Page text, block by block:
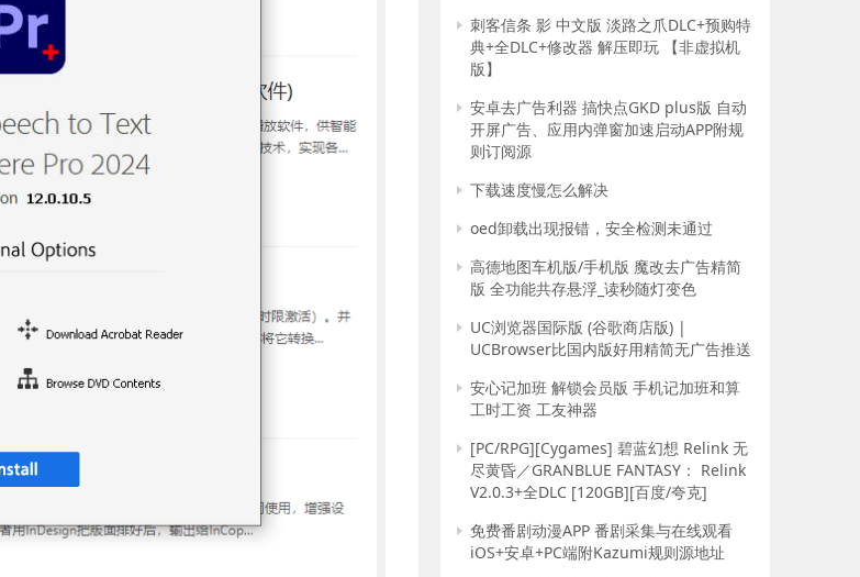
刺客信条 影 中文版 淡路之爪DLC+预购特
典+全DLC+修改器 解压即玩 【非虚拟机
版】
安卓去广告利器 搞快点GKD plus版 自动
开屏广告、应用内弹窗加速启动APP附规
则订阅源
下载速度慢怎么解决
oed卸载出现报错，安全检测未通过
高德地图车机版/手机版 魔改去广告精简
版 全功能共存悬浮_读秒随灯变色
UC浏览器国际版 (谷歌商店版) |
UCBrowser比国内版好用精简无广告推送
安心记加班 解锁会员版 手机记加班和算
工时工资 工友神器
[PC/RPG][Cygames] 碧蓝幻想 Relink 无
尽黄昏／GRANBLUE FANTASY： Relink
V2.0.3+全DLC [120GB][百度/夸克]
免费番剧动漫APP 番剧采集与在线观看
iOS+安卓+PC端附Kazumi规则源地址